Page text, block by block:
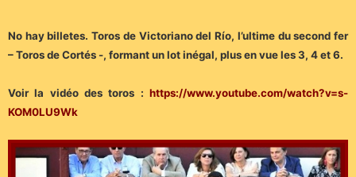
No hay billetes. Toros de Victoriano del Río, l’ultime du second fer
– Toros de Cortés -, formant un lot inégal, plus en vue les 3, 4 et 6.
Voir la vidéo des toros : https://www.youtube.com/watch?v=s-
KOM0LU9Wk